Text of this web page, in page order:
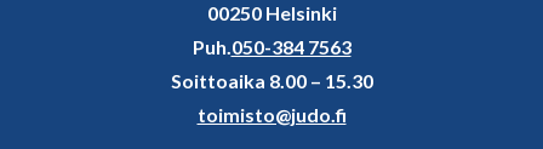
00250 Helsinki
Puh.050-384 7563
Soittoaika 8.00 – 15.30
toimisto@judo.fi